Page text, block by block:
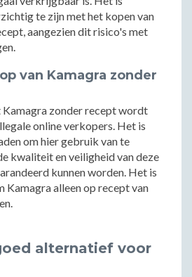
te zijn met het kopen van
aangezien dit risico's met
van Kamagra zonder
zonder recept wordt
online verkopers. Het is
om hier gebruik van te
kwaliteit en veiligheid van deze
kunnen worden. Het is
Kamagra alleen op recept van
alternatief voor